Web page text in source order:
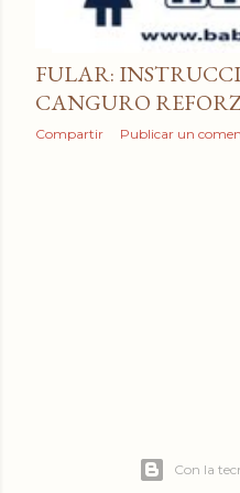
a
s
FULAR:
CANGURO
Compartir Publicar un
Con la